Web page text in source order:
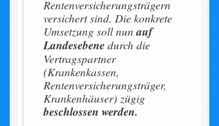
Rentenversicherungsträgern
versichert sind. Die konkrete
Umsetzung soll nunauf
Landesebene durch die
Vertragspartner
(Krankenkassen,
Rentenversicherungsträger,
Krankenhäuser) zügig
beschlossen werden.